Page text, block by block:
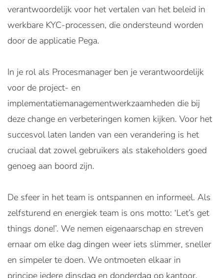
verantwoordelijk voor het vertalen van het beleid in
werkbare KYC-processen, die ondersteund worden
door de applicatie Pega.
In je rol als Procesmanager ben je verantwoordelijk
voor de project- en
implementatiemanagementwerkzaamheden die bij
deze change en verbeteringen komen kijken. Voor het
succesvol laten landen van een verandering is het
cruciaal dat zowel gebruikers als stakeholders goed
genoeg aan boord zijn.
De sfeer in het team is ontspannen en informeel. Als
zelfsturend en energiek team is ons motto: ‘Let’s get
things done!’. We nemen eigenaarschap en streven
ernaar om elke dag dingen weer iets slimmer, sneller
en simpeler te doen. We ontmoeten elkaar in
principe iedere dinsdag en donderdag op kantoor,